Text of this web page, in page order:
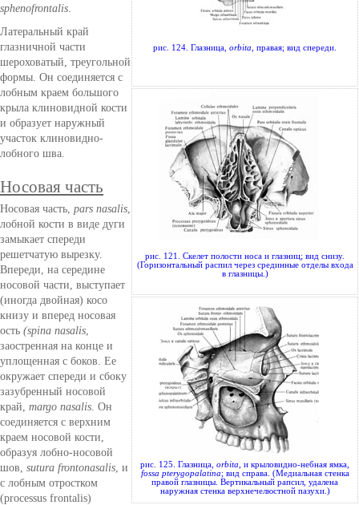
рис. 124. Глазница, orbita , правая; вид спереди.
рис. 121. Скелет полости носа и глазниц; вид снизу.
(Горизонтальный распил через срединные отделы входа
в глазницы.)
sphenofrontalis.
Латеральный край
глазничной части
шероховатый, треугольной
формы. Он соединяется с
лобным краем большого
крыла клиновидной кости
и образует наружный
участок клиновидно-
лобного шва.
Носовая часть
рис. 125. Глазница, orbita , и крыловидно-небная ямка,
fossa pterygopalatina; вид справа. (Медиальная стенка
правой глазницы. Вертикальный рапсил, удалена
наружная стенка верхнечелюстной пазухи.)
Носовая часть, pars nasalis,
лобной кости в виде дуги
замыкает спереди
решетчатую вырезку.
Впереди, на середине
носовой части, выступает
(иногда двойная) косо
книзу и вперед носовая
ость (spina nasalis,
заостренная на конце и
уплощенная с боков. Ее
окружает спереди и сбоку
зазубренный носовой
край, margo nasalis. Он
соединяется с верхним
краем носовой кости,
образуя лобно-носовой
шов, sutura frontonasalis, и
с лобным отростком
(processus frontalis)